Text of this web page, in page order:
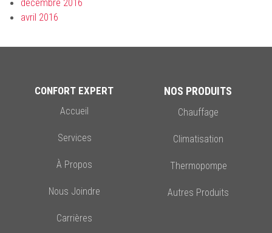
décembre 2016
avril 2016
CONFORT EXPERT
Accueil
Services
À Propos
Nous Joindre
Carrières
NOS PRODUITS
Chauffage
Climatisation
Thermopompe
Autres Produits